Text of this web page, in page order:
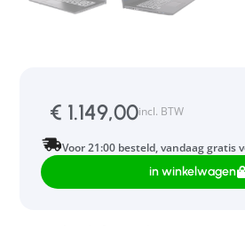
€ 1.149,00incl. BTW
Voor 21:00 besteld, vandaag gratis
in winkelwagen